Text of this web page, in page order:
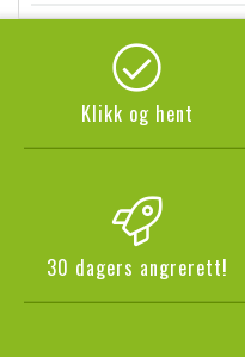
Klikk og hent
30 dagers angrerett!